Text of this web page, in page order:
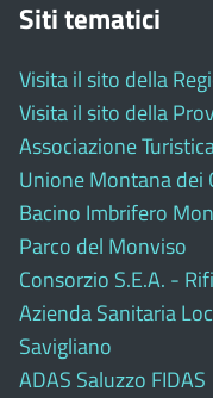
Siti tematici
Visita il sito della
Visita il sito della
Associazione
Unione Montana dei
Bacino Imbrifero
Parco del Monviso
Consorzio S.E.A. -
Azienda Sanitaria
Savigliano
ADAS Saluzzo FIDAS